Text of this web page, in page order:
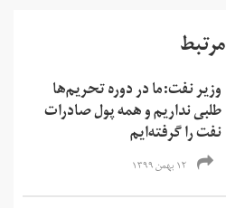
مرتبط
وزیر نفت:ما در دوره تحریم‌ها
طلبی نداریم و همه پول صادرات
نفت را گرفته‌ایم
۱۲ بهمن ۱۳۹۹